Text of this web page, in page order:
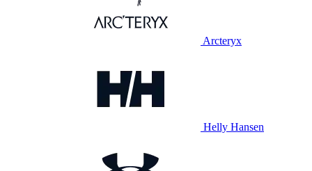
Arcteryx
Helly Hansen